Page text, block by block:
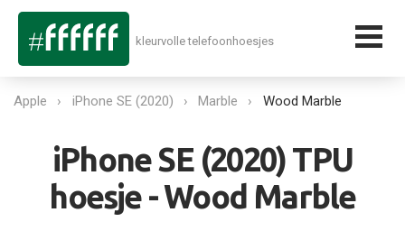
kleurvolle telefoonhoesjes
Apple iPhone SE (2020) Marble Wood Marble
iPhone SE (2020) TPU
hoesje - Wood Marble